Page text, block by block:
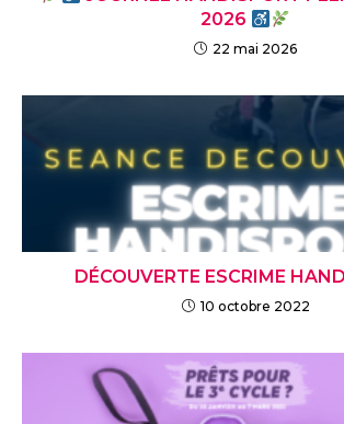
2026
22 mai 2026
DÉCOUVERTE ESCRIME
10 octobre 2022